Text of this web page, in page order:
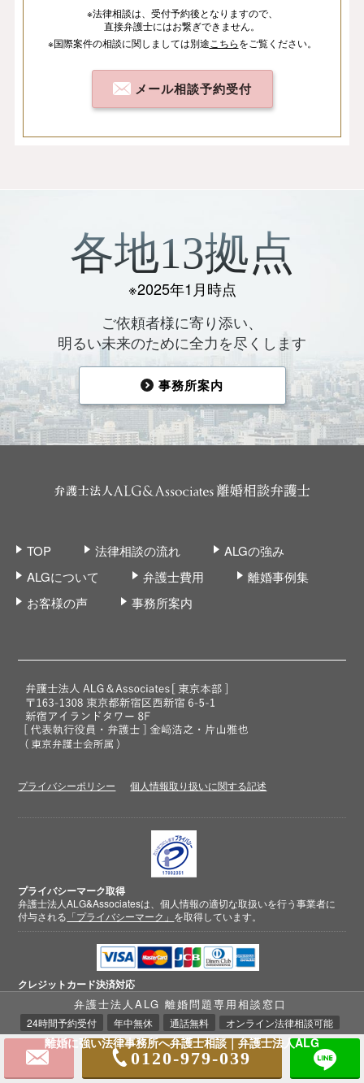
離婚に強い法律事務所へ弁護士相談｜弁護士法人ALG
※法律相談は、 受付予約後となりますので、
直接弁護士にはお繋ぎできません。
※国際案件の相談に関しましては別途 こちらをご覧ください。
メール相談予約受付
各地13拠点
※2025年1月時点
ご依頼者様に寄り添い、
明るい未来のために全力を尽くします
事務所案内
TOP 法律相談の流れ
ALGの強み
ALGについて
弁護士費用
離婚事例集
お客様の声
事務所案内
プライバシーポリシー 個人情報取り扱いに関する記述
プライバシーマーク取得
弁護士法人ALG&Associatesは、個人情報の適切な取扱いを行う事業者に
付与される 「プライバシーマーク」 を取得しています。
クレジットカード決済対応
弁護士法人ALG 離婚問題専用相談窓口
24時間予約受付 年中無休 通話無料 オンライン法律相談可能
0120-979-039